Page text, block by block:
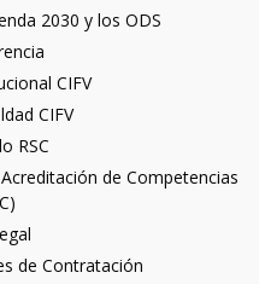
2030 y los ODS
CIFV
CIFV
RSC
de Competencias
de Contratación